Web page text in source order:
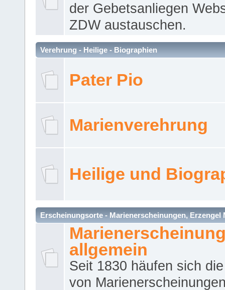
der Gebetsanliegen
ZDW austauschen.
Verehrung - Heilige - Biographien
Pater Pio
Marienverehrung
Heilige und
Erscheinungsorte - Marienerscheinungen, Erzengel
allgemein
Seit 1830 häufen sich
von